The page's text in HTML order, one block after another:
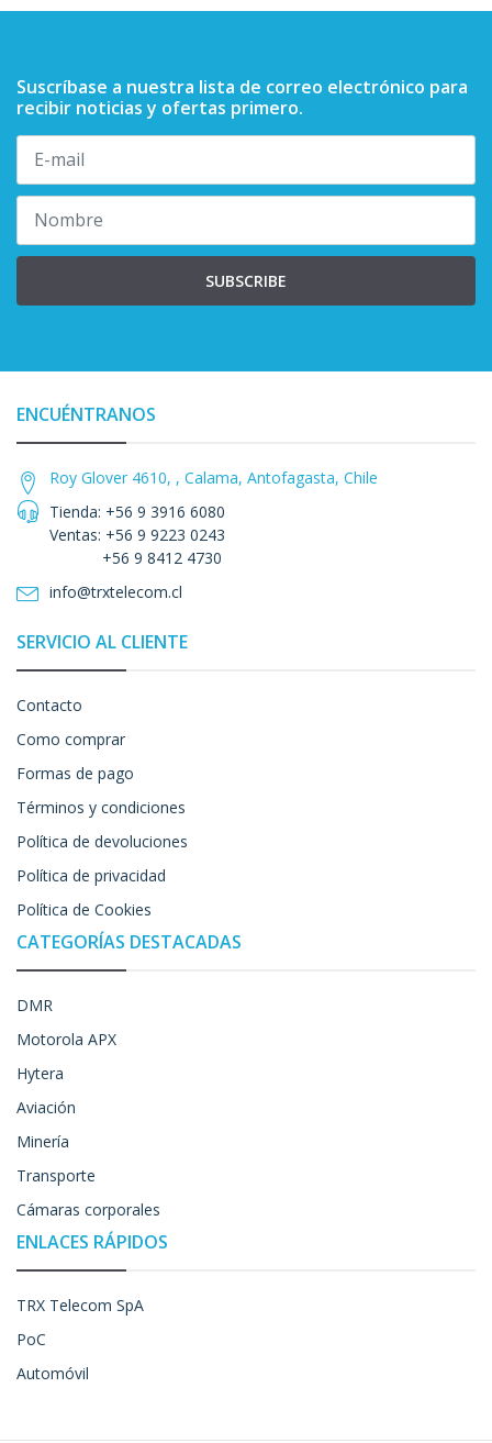
Suscríbase a nuestra lista de correo electrónico para
recibir noticias y ofertas primero.
SUBSCRIBE
ENCUÉNTRANOS
Roy Glover 4610, , Calama, Antofagasta, Chile
Tienda: +56 9 3916 6080
Ventas: +56 9 9223 0243
+56 9 8412 4730
info@trxtelecom.cl
SERVICIO AL CLIENTE
Contacto
Como comprar
Formas de pago
Términos y condiciones
Política de devoluciones
Política de privacidad
Política de Cookies
CATEGORÍAS DESTACADAS
DMR
Motorola APX
Hytera
Aviación
Minería
Transporte
Cámaras corporales
ENLACES RÁPIDOS
TRX Telecom SpA
PoC
Automóvil